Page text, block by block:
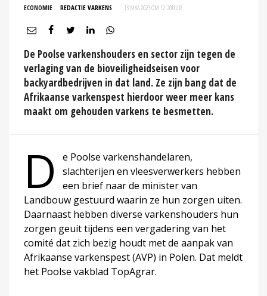
ECONOMIE REDACTIE VARKENS 13 MAA 2023 OM 12:20UUR
De Poolse varkenshouders en sector zijn tegen de
verlaging van de bioveiligheidseisen voor
backyardbedrijven in dat land. Ze zijn bang dat de
Afrikaanse varkenspest hierdoor weer meer kans
maakt om gehouden varkens te besmetten.
D
e Poolse varkenshandelaren,
slachterijen en vleesverwerkers hebben
een brief naar de minister van
Landbouw gestuurd waarin ze hun zorgen uiten.
Daarnaast hebben diverse varkenshouders hun
zorgen geuit tijdens een vergadering van het
comité dat zich bezig houdt met de aanpak van
Afrikaanse varkenspest (AVP) in Polen. Dat meldt
het Poolse vakblad TopAgrar.